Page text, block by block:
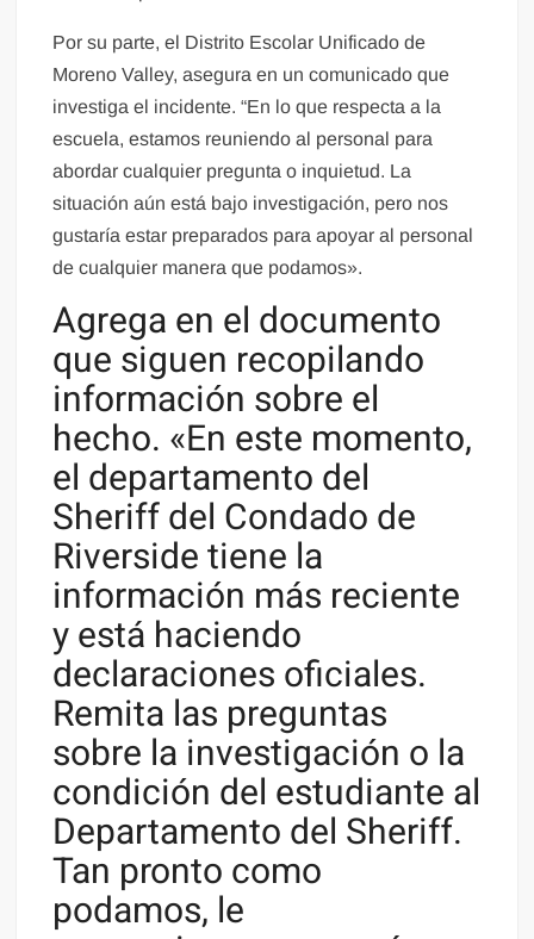
Por su parte, el Distrito Escolar Unificado de
Moreno Valley, asegura en un comunicado que
investiga el incidente. “En lo que respecta a la
escuela, estamos reuniendo al personal para
abordar cualquier pregunta o inquietud. La
situación aún está bajo investigación, pero nos
gustaría estar preparados para apoyar al personal
de cualquier manera que podamos».
Agrega en el documento
que siguen recopilando
información sobre el
hecho. «En este momento,
el departamento del
Sheriff del Condado de
Riverside tiene la
información más reciente
y está haciendo
declaraciones oficiales.
Remita las preguntas
sobre la investigación o la
condición del estudiante al
Departamento del Sheriff.
Tan pronto como
podamos, le